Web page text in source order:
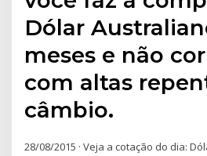
Dólar
meses e não
com altas
câmbio.
28/08/2015 · Veja a cotação do dia: